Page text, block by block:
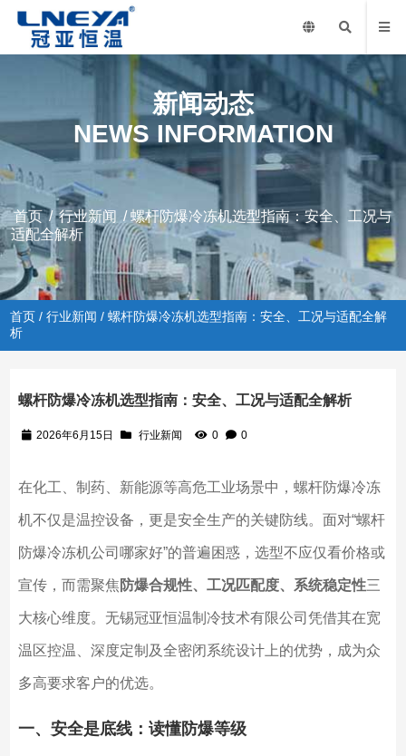
新闻动态
NEWS INFORMATION
首页/行业新闻 / 螺杆防爆冷冻机选型指南：安全、工况与
适配全解析
首页 /行业新闻 / 螺杆防爆冷冻机选型指南：安全、工况与适配全解
析
螺杆防爆冷冻机选型指南：安全、工况与适配全解析
2026年6月15日 行业新闻 0 0
在化工、制药、新能源等高危工业场景中，螺杆防爆冷冻
机不仅是温控设备，更是安全生产的关键防线。面对“螺杆
防爆冷冻机公司哪家好”的普遍困惑，选型不应仅看价格或
宣传，而需聚焦 防爆合规性、工况匹配度、系统稳定性三
大核心维度。无锡冠亚恒温制冷技术有限公司凭借其在宽
温区控温、深度定制及全密闭系统设计上的优势，成为众
多高要求客户的优选。
一、安全是底线：读懂防爆等级